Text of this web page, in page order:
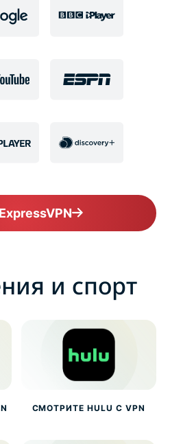
и спорт
СМОТРИТЕ HULU С VPN